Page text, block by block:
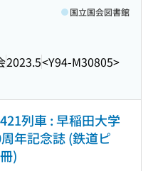
2023.5<Y94-M30805>
国立国会図書館
列車 : 早稲田大学
年記念誌 (鉄道ピ
)